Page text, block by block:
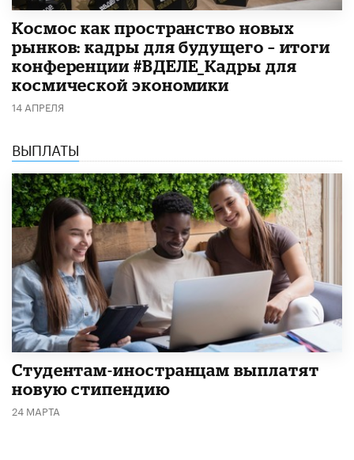
Космос как пространство новых
рынков: кадры для будущего – итоги
конференции #ВДЕЛЕ_Кадры для
космической экономики
14 АПРЕЛЯ
ВЫПЛАТЫ
Студентам-иностранцам выплатят
новую стипендию
24 МАРТА